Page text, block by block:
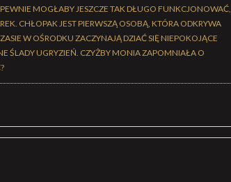
MOGŁABY JESZCZE TAK DŁUGO FUNKCJONOWAĆ,
CHŁOPAK JEST PIERWSZĄ OSOBĄ, KTÓRA ODKRYWA
W OŚRODKU ZACZYNAJĄ DZIAĆ SIĘ NIEPOKOJĄCE
ŚLADY UGRYZIEŃ. CZYŻBY MONIA ZAPOMNIAŁA O